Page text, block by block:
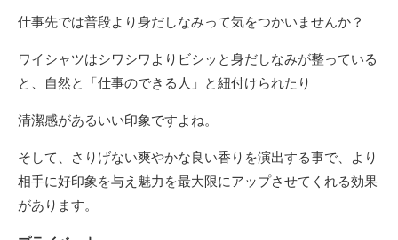
仕事先では普段より身だしなみって気をつかいませんか？
ワイシャツはシワシワよりビシッと身だしなみが整っている
と、自然と「仕事のできる人」と紐付けられたり
清潔感があるいい印象ですよね。
そして、さりげない爽やかな良い香りを演出する事で、より
相手に好印象を与え魅力を最大限にアップさせてくれる効果
があります。